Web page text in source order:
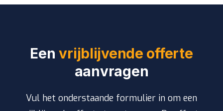
Eenvrijblijvende offerte
aanvragen
Vul het onderstaande formulier in om een